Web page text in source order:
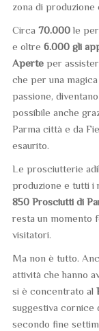
zona di produzione
Circa 70.000le
e oltre 6.000 gli
Aperte per
che per una
passione,
possibile anche
Parma città e da
esaurito.
Le prosciutterie
produzione e tutti i
850 Prosciutti di
resta un momento
visitatori.
Ma non è tutto.
attività che hanno
si è concentrato al
suggestiva cornice
secondo fine